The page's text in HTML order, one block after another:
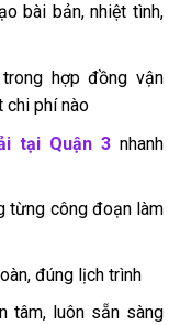
bài bản, nhiệt tình,
hợp đồng vận
chi phí nào
tại Quận 3 nhanh
từng công đoạn làm
đúng lịch trình
tâm, luôn sẵn sàng